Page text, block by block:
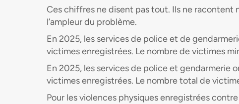
Ces chiffres ne disent pas tout. Ils ne racontent
l’ampleur du problème.
En 2025, les services de police et de
victimes enregistrées. Le nombre de victimes
En 2025, les services de police et gendarmerie
victimes enregistrées. Le nombre total de
Pour les violences physiques enregistrées